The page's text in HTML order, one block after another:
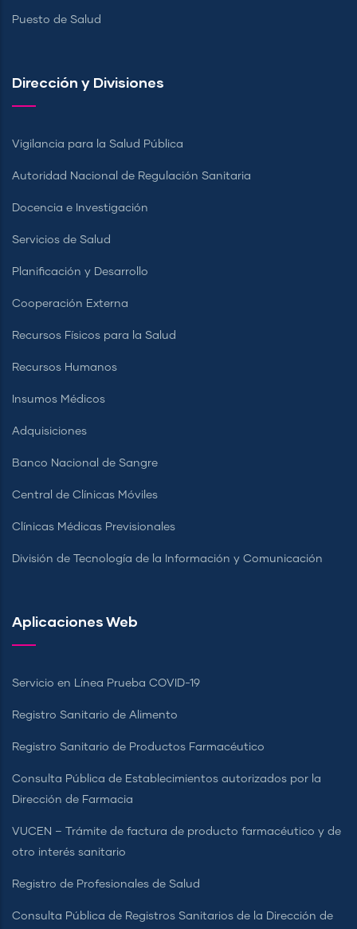
Puesto de Salud
Dirección y Divisiones
Vigilancia para la Salud Pública
Autoridad Nacional de Regulación Sanitaria
Docencia e Investigación
Servicios de Salud
Planificación y Desarrollo
Cooperación Externa
Recursos Físicos para la Salud
Recursos Humanos
Insumos Médicos
Adquisiciones
Banco Nacional de Sangre
Central de Clínicas Móviles
Clínicas Médicas Previsionales
División de Tecnología de la Información y Comunicación
Aplicaciones Web
Servicio en Línea Prueba COVID-19
Registro Sanitario de Alimento
Registro Sanitario de Productos Farmacéutico
Consulta Pública de Establecimientos autorizados por la
Dirección de Farmacia
VUCEN – Trámite de factura de producto farmacéutico y de
otro interés sanitario
Registro de Profesionales de Salud
Consulta Pública de Registros Sanitarios de la Dirección de